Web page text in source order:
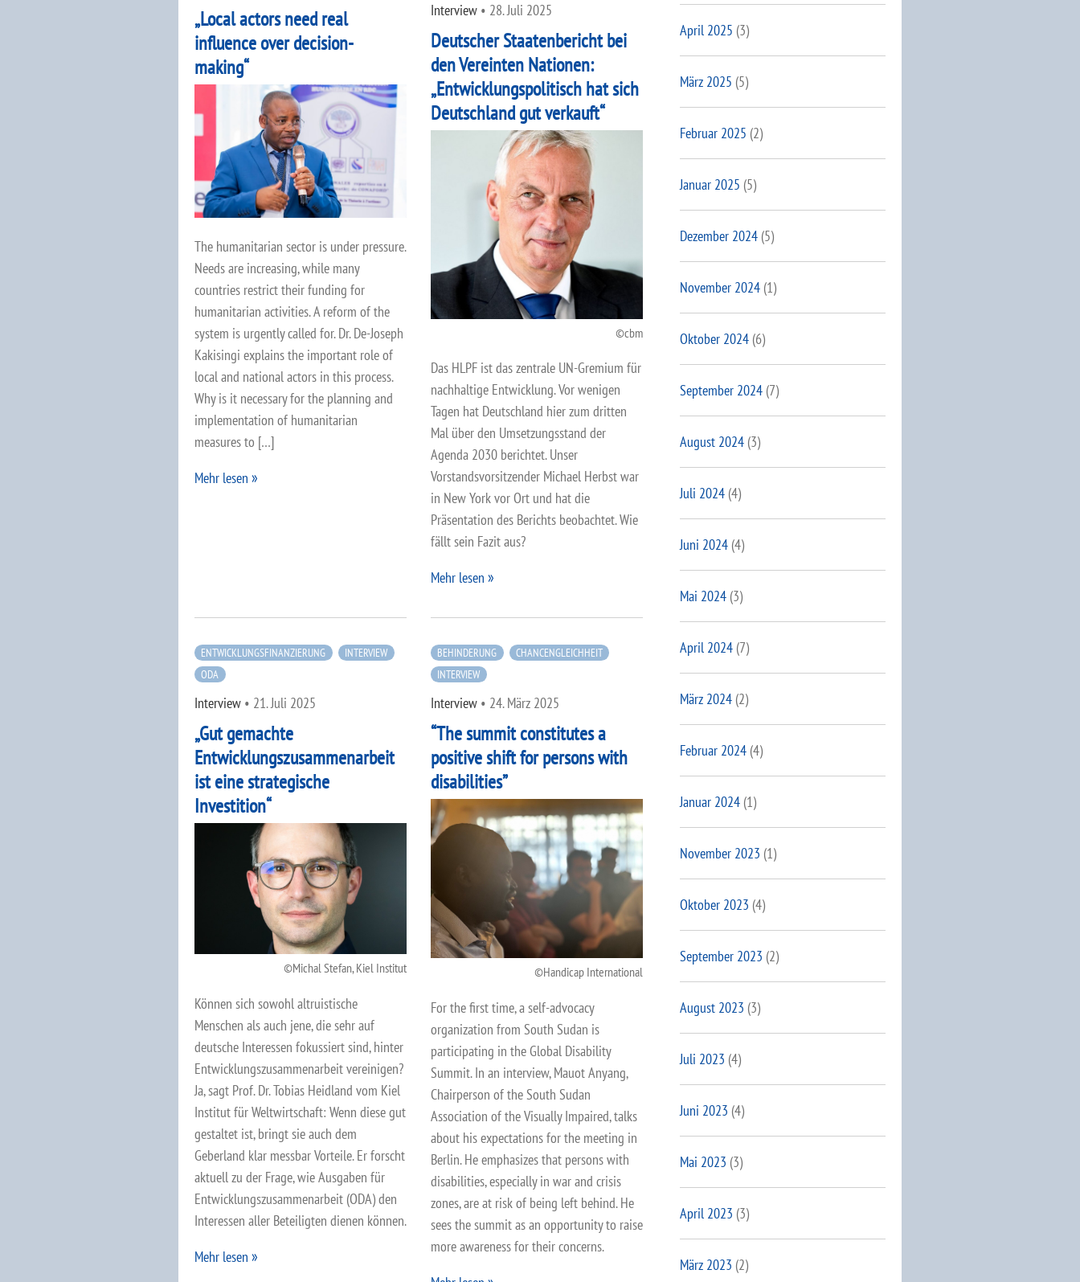
„Local actors need real
influence over decision-
making“
The humanitarian sector is under pressure.
Needs are increasing, while many
countries restrict their funding for
humanitarian activities. A reform of the
system is urgently called for. Dr. De-Joseph
Kakisingi explains the important role of
local and national actors in this process.
Why is it necessary for the planning and
implementation of humanitarian
measures to […]
Mehr lesen
Interview• 28. Juli 2025
Deutscher Staatenbericht bei
den Vereinten Nationen:
„Entwicklungspolitisch hat sich
Deutschland gut verkauft“
cbm
Das HLPF ist das zentrale UN-Gremium für
nachhaltige Entwicklung. Vor wenigen
Tagen hat Deutschland hier zum dritten
Mal über den Umsetzungsstand der
Agenda 2030 berichtet. Unser
Vorstandsvorsitzender Michael Herbst war
in New York vor Ort und hat die
Präsentation des Berichts beobachtet. Wie
fällt sein Fazit aus?
Mehr lesen
ENTWICKLUNGSFINANZIERUNG
INTERVIEW
ODA
Interview • 21. Juli 2025
„Gut gemachte
Entwicklungszusammenarbeit
ist eine strategische
Investition“
Michal Stefan, Kiel Institut
Können sich sowohl altruistische
Menschen als auch jene, die sehr auf
deutsche Interessen fokussiert sind, hinter
Entwicklungszusammenarbeit vereinigen?
Ja, sagt Prof. Dr. Tobias Heidland vom Kiel
Institut für Weltwirtschaft: Wenn diese gut
gestaltet ist, bringt sie auch dem
Geberland klar messbar Vorteile. Er forscht
aktuell zu der Frage, wie Ausgaben für
Entwicklungszusammenarbeit (ODA) den
Interessen aller Beteiligten dienen können.
Mehr lesen
BEHINDERUNG
CHANCENGLEICHHEIT
INTERVIEW
Interview• 24. März 2025
“The summit constitutes a
positive shift for persons with
disabilities”
Handicap International
For the first time, a self-advocacy
organization from South Sudan is
participating in the Global Disability
Summit. In an interview, Mauot Anyang,
Chairperson of the South Sudan
Association of the Visually Impaired, talks
about his expectations for the meeting in
Berlin. He emphasizes that persons with
disabilities, especially in war and crisis
zones, are at risk of being left behind. He
sees the summit as an opportunity to raise
more awareness for their concerns.
April 2025 (3)
März 2025 (5)
Februar 2025 (2)
Januar 2025 (5)
Dezember 2024(5)
November 2024(1)
Oktober 2024(6)
September 2024(7)
August 2024(3)
Juli 2024(4)
Juni 2024(4)
Mai 2024(3)
April 2024(7)
März 2024(2)
Februar 2024(4)
Januar 2024(1)
November 2023 (1)
Oktober 2023 (4)
September 2023 (2)
August 2023 (3)
Juli 2023 (4)
Juni 2023 (4)
Mai 2023 (3)
April 2023 (3)
März 2023 (2)